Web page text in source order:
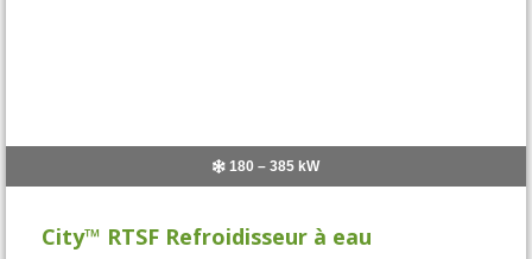
180 – 385 kW
City™ RTSF Refroidisseur à eau